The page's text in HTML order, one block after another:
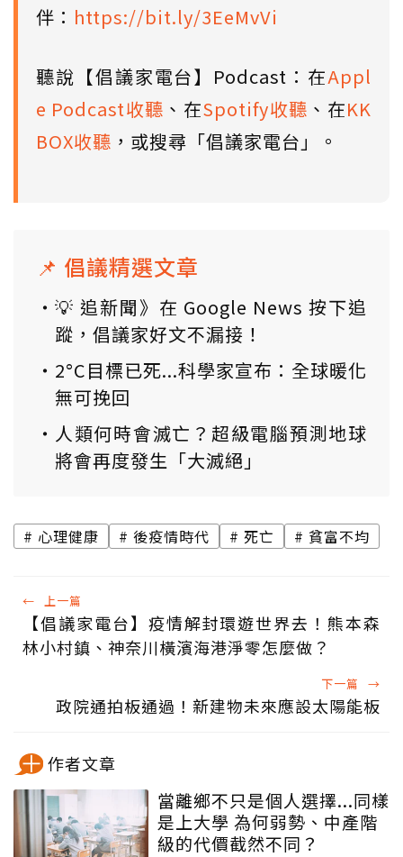
伴： https://bit.ly/3EeMvVi
聽說【倡議家電台】Podcast：在Appl
e Podcast收聽 、在Spotify收聽 、在KK
BOX收聽 ，或搜尋「倡議家電台」。
📌 倡議精選文章
💡 追新聞》在 Google News 按下追
蹤，倡議家好文不漏接！
2°C目標已死...科學家宣布：全球暖化
無可挽回
人類何時會滅亡？超級電腦預測地球
將會再度發生「大滅絕」
心理健康 後疫情時代 死亡 貧富不均
← 上一篇
【倡議家電台】疫情解封環遊世界去！熊本森
林小村鎮、神奈川橫濱海港淨零怎麼做？
下一篇 →
政院通拍板通過！新建物未來應設太陽能板
作者文章
當離鄉不只是個人選擇...同樣
是上大學 為何弱勢、中產階
級的代價截然不同？